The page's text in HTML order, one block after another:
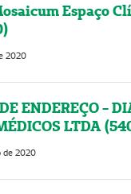
Espaço
2020
ENDEREÇO -
LTDA
de 2020